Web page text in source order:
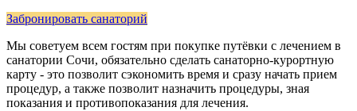
Забронировать санаторий
Мы советуем всем гостям при покупке путёвки с лечением в
санатории Сочи, обязательно сделать санаторно-курортную
карту - это позволит сэкономить время и сразу начать прием
процедур, а также позволит назначить процедуры, зная
показания и противопоказания для лечения.